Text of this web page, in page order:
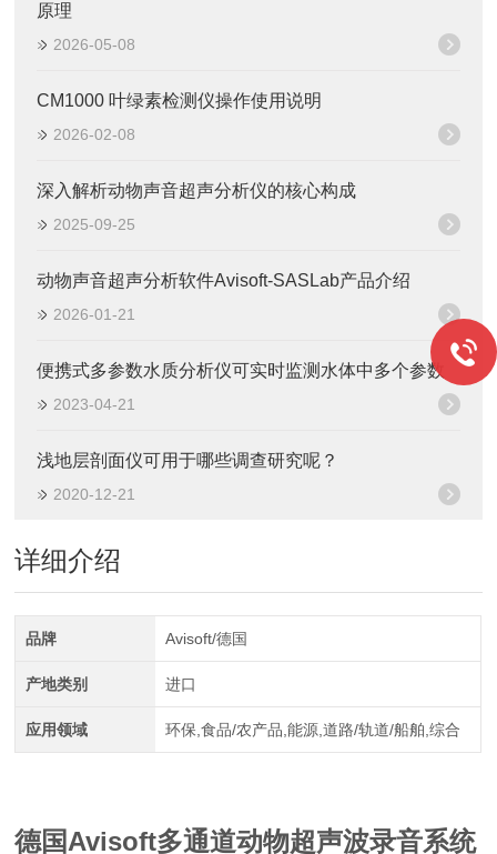
原理
2026-05-08
CM1000 叶绿素检测仪操作使用说明
2026-02-08
深入解析动物声音超声分析仪的核心构成
2025-09-25
动物声音超声分析软件Avisoft-SASLab产品介绍
2026-01-21
便携式多参数水质分析仪可实时监测水体中多个参数
2023-04-21
浅地层剖面仪可用于哪些调查研究呢？
2020-12-21
详细介绍
品牌 Avisoft/德国
产地类别 进口
应用领域 环保,食品/农产品,能源,道路/轨道/船舶,综合
德国Avisoft多通道动物超声波录音系统